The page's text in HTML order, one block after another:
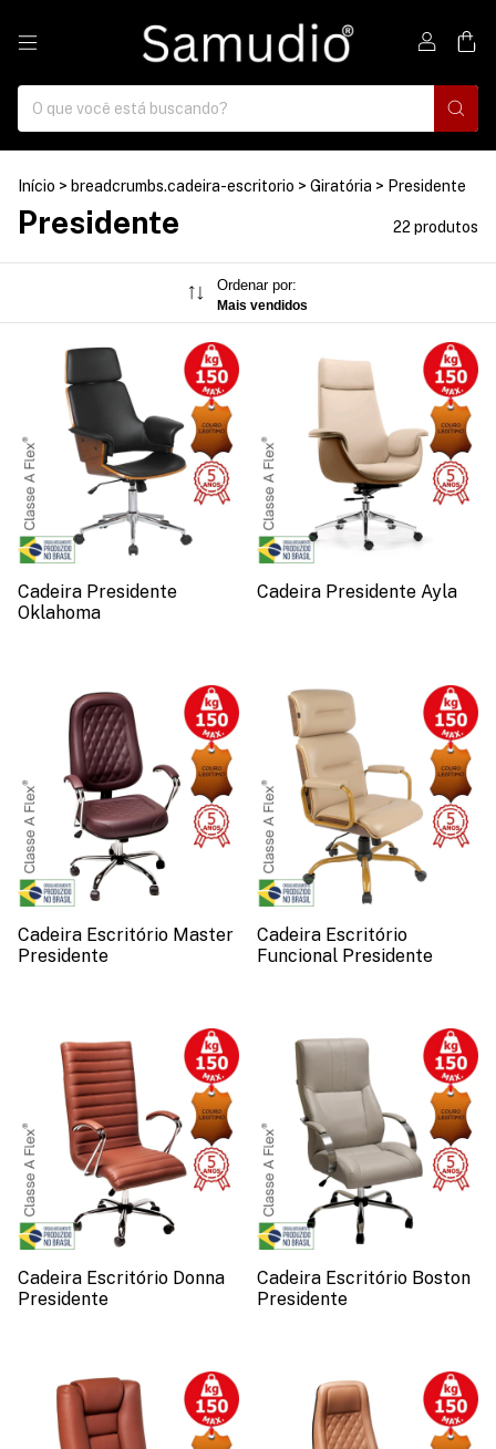
Início > breadcrumbs.cadeira-escritorio > Giratória > Presidente
Presidente 22 produtos
Ordenar por:
Mais vendidos
Cadeira Presidente
Oklahoma
Cadeira Presidente Ayla
Cadeira Escritório Master
Presidente
Cadeira Escritório
Funcional Presidente
Cadeira Escritório Donna
Presidente
Cadeira Escritório Boston
Presidente